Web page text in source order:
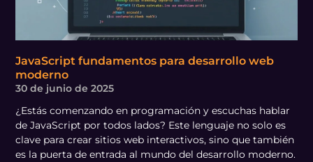
JavaScript fundamentos para desarrollo web
moderno
30 de junio de 2025
¿Estás comenzando en programación y escuchas hablar
de JavaScript por todos lados? Este lenguaje no solo es
clave para crear sitios web interactivos, sino que también
es la puerta de entrada al mundo del desarrollo moderno.